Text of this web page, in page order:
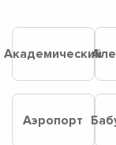
Академический
Аэропорт